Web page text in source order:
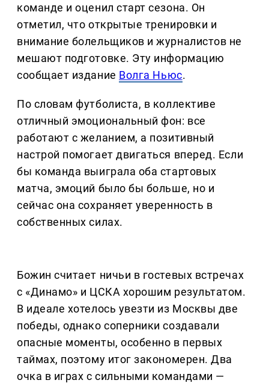
команде и оценил старт сезона. Он
отметил, что открытые тренировки и
внимание болельщиков и журналистов не
мешают подготовке. Эту информацию
сообщает издание Волга Ньюс.
По словам футболиста, в коллективе
отличный эмоциональный фон: все
работают с желанием, а позитивный
настрой помогает двигаться вперед. Если
бы команда выиграла оба стартовых
матча, эмоций было бы больше, но и
сейчас она сохраняет уверенность в
собственных силах.
Божин считает ничьи в гостевых встречах
с «Динамо» и ЦСКА хорошим результатом.
В идеале хотелось увезти из Москвы две
победы, однако соперники создавали
опасные моменты, особенно в первых
таймах, поэтому итог закономерен. Два
очка в играх с сильными командами —